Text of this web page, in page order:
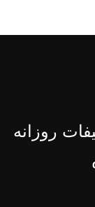
روزانه